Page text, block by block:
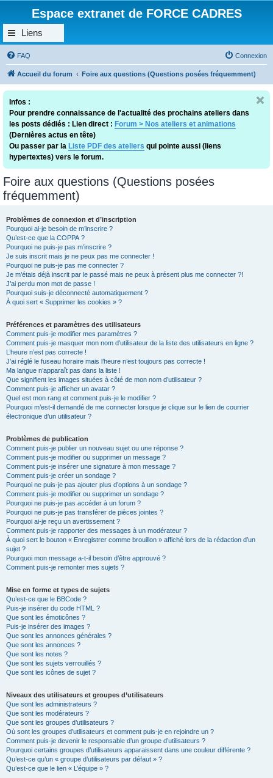
Espace extranet de FORCE CADRES
Liens
FAQ Connexion
Accueil du forum Foire aux questions (Questions posées fréquemment)
Infos :
Pour prendre connaissance de l'actualité des prochains ateliers dans
les posts dédiés : Lien direct : Forum > Nos ateliers et animations
(Dernières actus en tête)
Ou passer par la Liste PDF des ateliers qui pointe aussi (liens
hypertextes) vers le forum.
Foire aux questions (Questions posées
fréquemment)
Problèmes de connexion et d’inscription
Pourquoi ai-je besoin de m’inscrire ?
Qu’est-ce que la COPPA ?
Pourquoi ne puis-je pas m’inscrire ?
Je suis inscrit mais je ne peux pas me connecter !
Pourquoi ne puis-je pas me connecter ?
Je m’étais déjà inscrit par le passé mais ne peux à présent plus me connecter ?!
J’ai perdu mon mot de passe !
Pourquoi suis-je déconnecté automatiquement ?
À quoi sert « Supprimer les cookies » ?
Préférences et paramètres des utilisateurs
Comment puis-je modifier mes paramètres ?
Comment puis-je masquer mon nom d’utilisateur de la liste des utilisateurs en ligne ?
L’heure n’est pas correcte !
J’ai réglé le fuseau horaire mais l’heure n’est toujours pas correcte !
Ma langue n’apparaît pas dans la liste !
Que signifient les images situées à côté de mon nom d’utilisateur ?
Comment puis-je afficher un avatar ?
Quel est mon rang et comment puis-je le modifier ?
Pourquoi m’est-il demandé de me connecter lorsque je clique sur le lien de courrier
électronique d’un utilisateur ?
Problèmes de publication
Comment puis-je publier un nouveau sujet ou une réponse ?
Comment puis-je modifier ou supprimer un message ?
Comment puis-je insérer une signature à mon message ?
Comment puis-je créer un sondage ?
Pourquoi ne puis-je pas ajouter plus d’options à un sondage ?
Comment puis-je modifier ou supprimer un sondage ?
Pourquoi ne puis-je pas accéder à un forum ?
Pourquoi ne puis-je pas transférer de pièces jointes ?
Pourquoi ai-je reçu un avertissement ?
Comment puis-je rapporter des messages à un modérateur ?
À quoi sert le bouton « Enregistrer comme brouillon » affiché lors de la rédaction d’un
sujet ?
Pourquoi mon message a-t-il besoin d’être approuvé ?
Comment puis-je remonter mes sujets ?
Mise en forme et types de sujets
Qu’est-ce que le BBCode ?
Puis-je insérer du code HTML ?
Que sont les émoticônes ?
Puis-je insérer des images ?
Que sont les annonces générales ?
Que sont les annonces ?
Que sont les notes ?
Que sont les sujets verrouillés ?
Que sont les icônes de sujet ?
Niveaux des utilisateurs et groupes d’utilisateurs
Que sont les administrateurs ?
Que sont les modérateurs ?
Que sont les groupes d’utilisateurs ?
Où sont les groupes d’utilisateurs et comment puis-je en rejoindre un ?
Comment puis-je devenir le responsable d’un groupe d’utilisateurs ?
Pourquoi certains groupes d’utilisateurs apparaissent dans une couleur différente ?
Qu’est-ce qu’un « groupe d’utilisateurs par défaut » ?
Qu’est-ce que le lien « L’équipe » ?